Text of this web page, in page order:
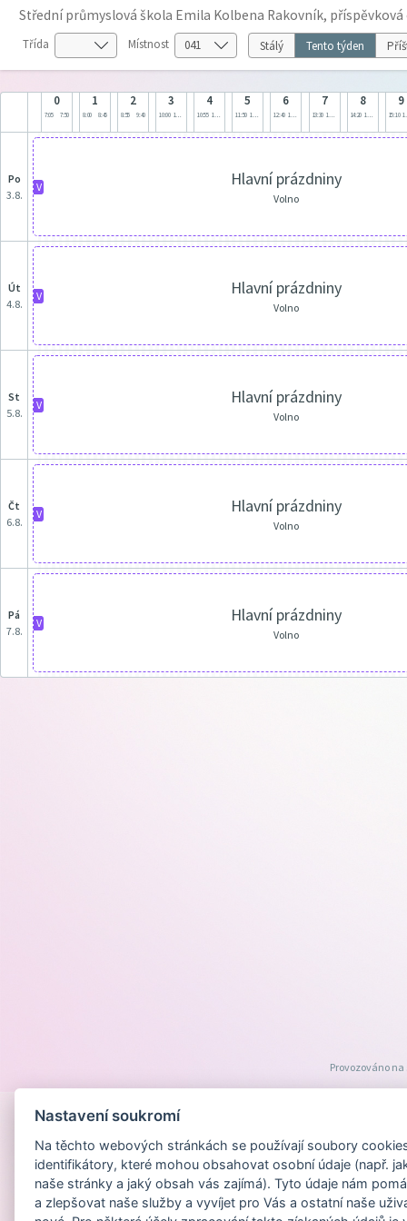
Střední průmyslová škola Emila Kolbena Rakovník,
Třída Místnost Stálý Tento týden
0
7:05 7:50
1
8:00 8:45
2
8:55 9:40
3
10:00 10:45
4
10:55 11:40
5
11:50 12:35
6
12:40 13:25
7
13:30 14:15
8
14:20 15:05
9
15:10
po
3.8.
V Hlavní prázdniny
Volno
út
4.8.
V Hlavní prázdniny
Volno
st
5.8.
V Hlavní prázdniny
Volno
čt
6.8.
V Hlavní prázdniny
Volno
pá
7.8.
V Hlavní prázdniny
Volno
Provozováno
Nastavení soukromí
Na těchto webových stránkách se používají soubory
identifikátory, které mohou obsahovat osobní údaje (např.
naše stránky a jaký obsah vás zajímá). Tyto údaje nám
a zlepšovat naše služby a vyvíjet pro Vás a ostatní naše